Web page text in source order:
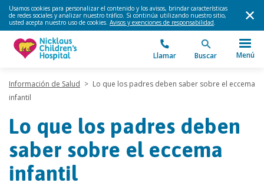
Usamos cookies para personalizar el contenido y los avisos, brindar características
de redes sociales y analizar nuestro tráfico. Si continúa utilizando nuestro sitio,
usted acepta nuestro uso de cookies. Avisos y exenciones de responsabilidad.
Llamar Buscar Menú
Información de Salud > Lo que los padres deben saber sobre el eccema
infantil
Lo que los padres deben
saber sobre el eccema
infantil